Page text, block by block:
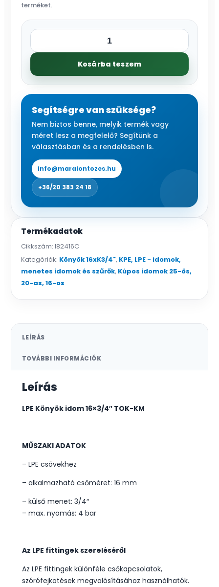
terméket.
Könyök
16xK3/4"
kúpos
Kosárba teszem
Segítségre van szüksége?
Nem biztos benne, melyik termék vagy
méret lesz a megfelelő? Segítünk a
választásban és a rendelésben is.
info@maraiontozes.hu
+36/20 383 24 18
Termékadatok
Cikkszám: I82416C
Kategóriák: Könyök 16xK3/4", KPE, LPE - idomok,
menetes idomok és szűrők, Kúpos idomok 25-ös,
20-as, 16-os
LEÍRÁS
TOVÁBBI INFORMÁCIÓK
Leírás
LPE Könyök idom 16×3/4″ TOK-KM
MŰSZAKI ADATOK
– LPE csövekhez
– alkalmazható csőméret: 16 mm
– külső menet: 3/4″
– max. nyomás: 4 bar
Az LPE fittingek szereléséről
Az LPE fittingek különféle csőkapcsolatok,
szórófejkötések megvalósításához használhatók.